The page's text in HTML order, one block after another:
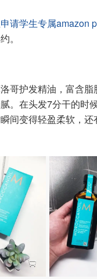
请学生专属amazon
。
哥护发精油，富含
。在头发7分干的时
间变得轻盈柔软，